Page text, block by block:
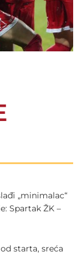
„minimalac“
Spartak ŽK –
starta, sreća